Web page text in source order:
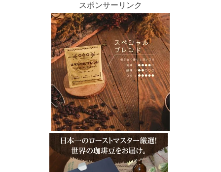
スポンサーリンク